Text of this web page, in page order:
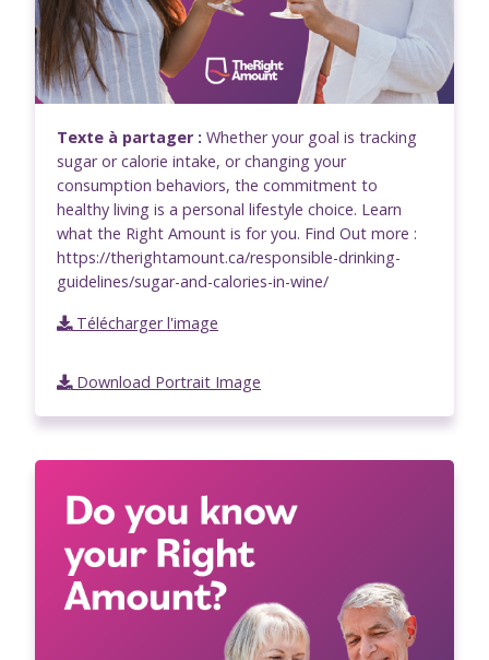
Texte à partager : Whether your goal is tracking
sugar or calorie intake, or changing your
consumption behaviors, the commitment to
healthy living is a personal lifestyle choice. Learn
what the Right Amount is for you. Find Out more :
https://therightamount.ca/responsible-drinking-
guidelines/sugar-and-calories-in-wine/
Télécharger l'image
Download Portrait Image